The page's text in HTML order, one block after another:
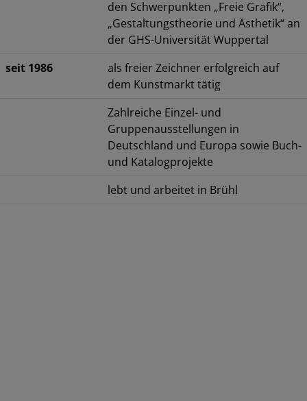
den Schwerpunkten „Freie Grafik“,
„Gestaltungstheorie und Ästhetik“ an
der GHS-Universität Wuppertal
seit 1986
als freier Zeichner erfolgreich auf
dem Kunstmarkt tätig
Zahlreiche Einzel- und
Gruppenausstellungen in
Deutschland und Europa sowie Buch-
und Katalogprojekte
lebt und arbeitet in Brühl